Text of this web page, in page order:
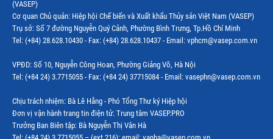
Thị trường Đài Loan
Thị trường Hàn Quốc
Thị trường EU
Thị trường Nhật Bản
Thị trường Việt Nam
(VASEP)
Cơ quan Chủ quản: Hiệp hội Chế biến và Xuất khẩu Thủy sản Việt Nam (VASEP)
Trụ sở: Số 7 đường Nguyễn Quý Cảnh, Phường Bình Trưng, Tp.Hồ Chí Minh
Tel: (+84) 28.628.10430 - Fax: (+84) 28.628.10437 - Email: vphcm@vasep.com.vn
VPĐD: Số 10, Nguyễn Công Hoan, Phường Giảng Võ, Hà Nội
Tel: (+84 24) 3.7715055 - Fax: (+84 24) 37715084 - Email: vasephn@vasep.com.vn
Chịu trách nhiệm: Bà Lê Hằng - Phó Tổng Thư ký Hiệp hội
Đơn vị vận hành trang tin điện tử: Trung tâm VASEP.PRO
Trưởng Ban Biên tập: Bà Nguyễn Thị Vân Hà